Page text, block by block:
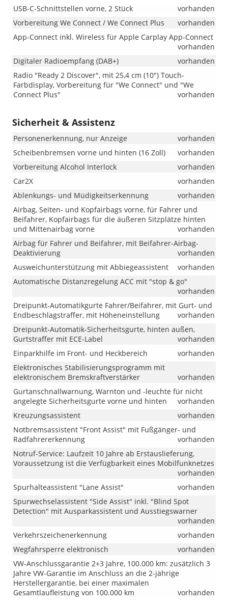
USB-C-Schnittstellen vorne, 2 Stück
vorhanden
Vorbereitung We Connect / We Connect Plus
vorhanden
App-Connect inkl. Wireless für Apple Carplay App-Connect
vorhanden
Digitaler Radioempfang (DAB+)
vorhanden
Radio "Ready 2 Discover", mit 25,4 cm (10") Touch-
Farbdisplay, Vorbereitung für "We Connect" und "We
Connect Plus"
vorhanden
Sicherheit & Assistenz
Personenerkennung, nur Anzeige
vorhanden
Scheibenbremsen vorne und hinten (16 Zoll)
vorhanden
Vorbereitung Alcohol Interlock
vorhanden
Car2X
vorhanden
Ablenkungs- und Müdigkeitserkennung
vorhanden
Airbag, Seiten- und Kopfairbags vorne, für Fahrer und
Beifahrer, Kopfairbags für die äußeren Sitzplätze hinten
und Mittenairbag vorne
vorhanden
Airbag für Fahrer und Beifahrer, mit Beifahrer-Airbag-
Deaktivierung
vorhanden
Ausweichunterstützung mit Abbiegeassistent
vorhanden
Automatische Distanzregelung ACC mit "stop & go"
vorhanden
Dreipunkt-Automatikgurte Fahrer/Beifahrer, mit Gurt- und
Endbeschlagstraffer, mit Höheneinstellung
vorhanden
Dreipunkt-Automatik-Sicherheitsgurte, hinten außen,
Gurtstraffer mit ECE-Label
vorhanden
Einparkhilfe im Front- und Heckbereich
vorhanden
Elektronisches Stabilisierungsprogramm mit
elektronischem Bremskraftverstärker
vorhanden
Gurtanschnallwarnung, Warnton und -leuchte für nicht
angelegte Sicherheitsgurte vorne und hinten
vorhanden
Kreuzungsassistent
vorhanden
Notbremsassistent "Front Assist" mit Fußgänger- und
Radfahrererkennung
vorhanden
Notruf-Service: Laufzeit 10 Jahre ab Erstauslieferung,
Voraussetzung ist die Verfügbarkeit eines Mobilfunknetzes
vorhanden
Spurhalteassistent "Lane Assist"
vorhanden
Spurwechselassistent "Side Assist" inkl. "Blind Spot
Detection" mit Ausparkassistent und Ausstiegswarner
vorhanden
Verkehrszeichenerkennung
vorhanden
Wegfahrsperre elektronisch
vorhanden
VW-Anschlussgarantie 2+3 Jahre, 100.000 km: zusätzlich 3
Jahre VW-Garantie im Anschluss an die 2-jährige
Herstellergarantie, bei einer maximalen
Gesamtlaufleistung von 100.000 km
vorhanden